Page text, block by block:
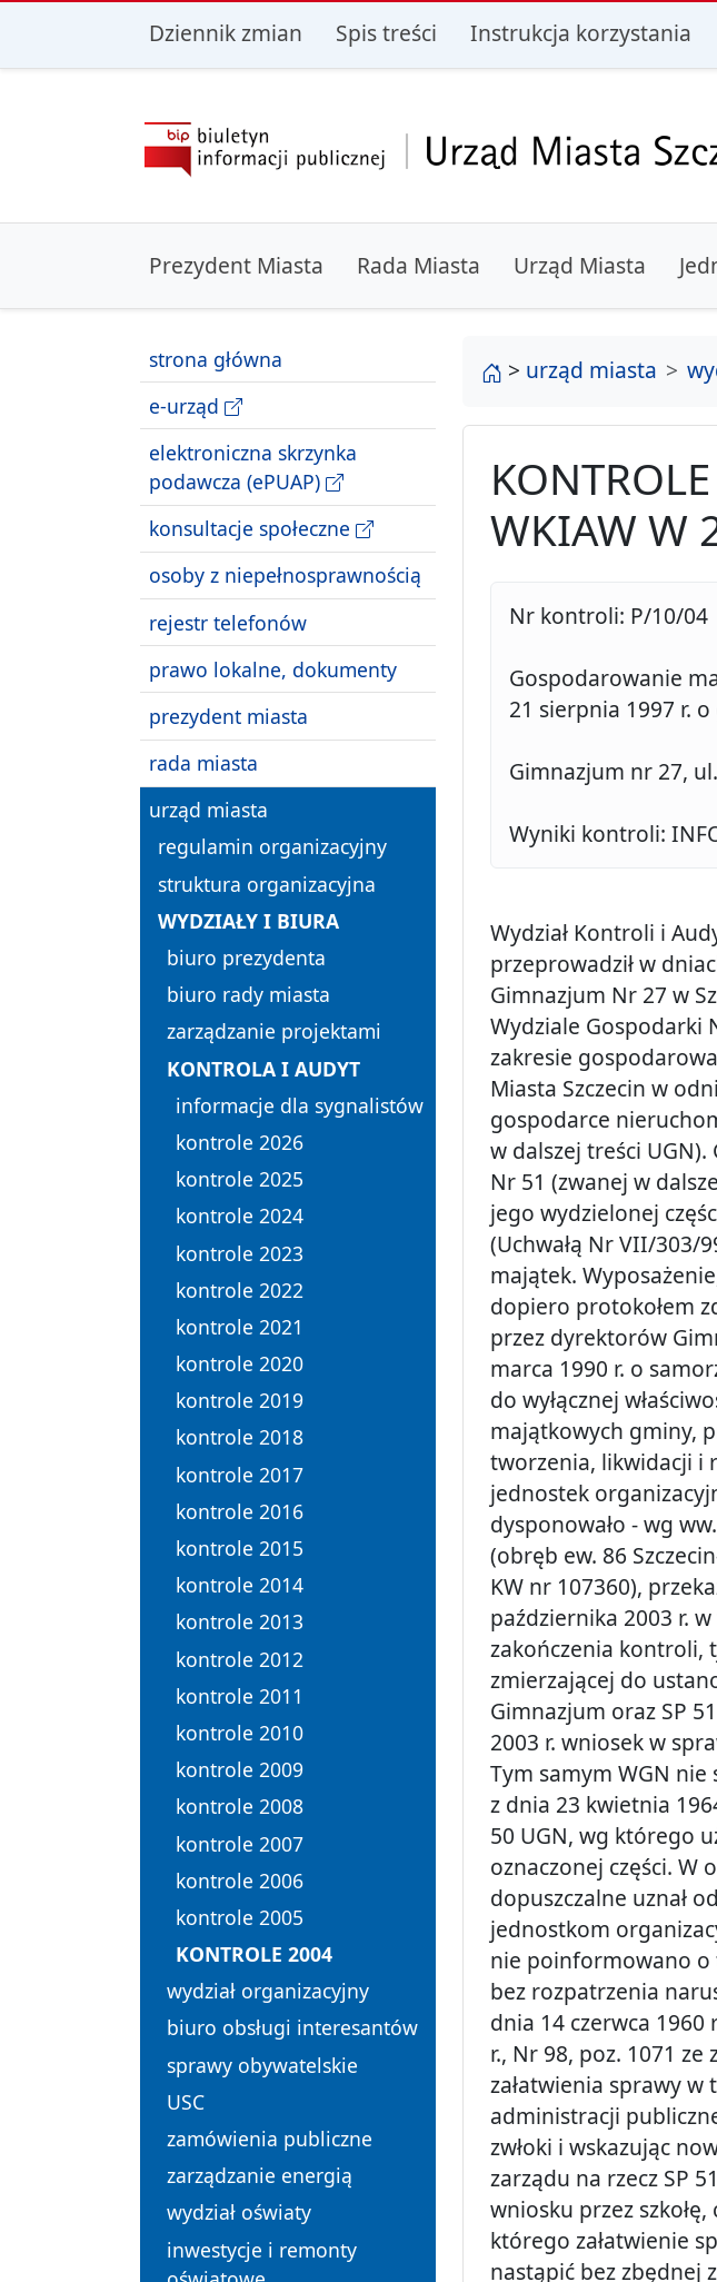
przejdź do głównego menu przejdź do treści
Dziennik zmian Spis treści Instrukcja korzystania
Prezydent Miasta Rada Miasta Urząd Miasta
strona główna
e-urząd
elektroniczna skrzynka
podawcza (ePUAP)
konsultacje społeczne
osoby z niepełnosprawnością
rejestr telefonów
prawo lokalne, dokumenty
prezydent miasta
rada miasta
urząd miasta
regulamin organizacyjny
struktura organizacyjna
WYDZIAŁY I BIURA
biuro prezydenta
biuro rady miasta
zarządzanie projektami
KONTROLA I AUDYT
informacje dla sygnalistów
kontrole 2026
kontrole 2025
kontrole 2024
kontrole 2023
kontrole 2022
kontrole 2021
kontrole 2020
kontrole 2019
kontrole 2018
kontrole 2017
kontrole 2016
kontrole 2015
kontrole 2014
kontrole 2013
kontrole 2012
kontrole 2011
kontrole 2010
kontrole 2009
kontrole 2008
kontrole 2007
kontrole 2006
kontrole 2005
KONTROLE 2004
wydział organizacyjny
biuro obsługi interesantów
sprawy obywatelskie
USC
zamówienia publiczne
zarządzanie energią
wydział oświaty
inwestycje i remonty
strona główna
> urząd miasta
WKIAW W
Nr kontroli: P/10/04
Gospodarowanie
21 sierpnia 1997 r.
Gimnazjum nr 27,
Wyniki kontroli:
Wydział Kontroli i
przeprowadził w
Gimnazjum Nr 27 w
Wydziale Gospodarki
zakresie
Miasta Szczecin w
gospodarce
w dalszej treści
Nr 51 (zwanej w
jego wydzielonej
(Uchwałą Nr VII/303/
majątek.
dopiero protokołem
przez dyrektorów
marca 1990 r. o
do wyłącznej
majątkowych gminy,
tworzenia, likwidacji i
jednostek
dysponowało - wg
(obręb ew. 86
KW nr 107360),
października 2003 r.
zakończenia kontroli,
zmierzającej do
Gimnazjum oraz SP
2003 r. wniosek w
Tym samym WGN
z dnia 23 kwietnia
50 UGN, wg którego
oznaczonej części. W
dopuszczalne uznał
jednostkom
nie poinformowano o
bez rozpatrzenia
dnia 14 czerwca
r., Nr 98, poz. 1071
załatwienia sprawy
administracji
zwłoki i wskazując
zarządu na rzecz SP
wniosku przez
którego załatwienie
nastąpić bez zbędnej